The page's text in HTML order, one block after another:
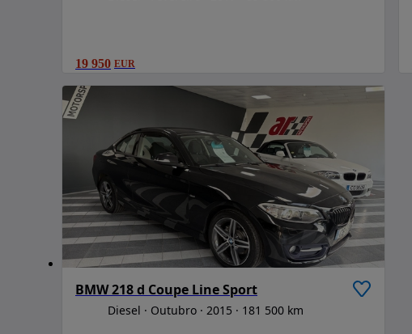
19 950 EUR
BMW 218 d Coupe Line Sport
Diesel Outubro 2015 181 500 km